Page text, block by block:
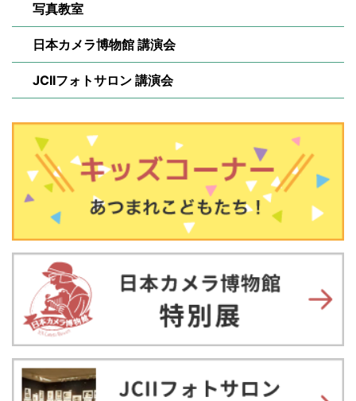
写真教室
日本カメラ博物館 講演会
JCIIフォトサロン 講演会